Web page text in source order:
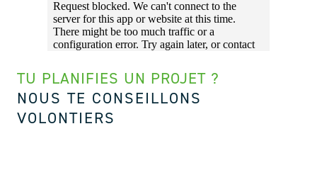
TU PLANIFIES UN PROJET ?
NOUS TE CONSEILLONS
VOLONTIERS